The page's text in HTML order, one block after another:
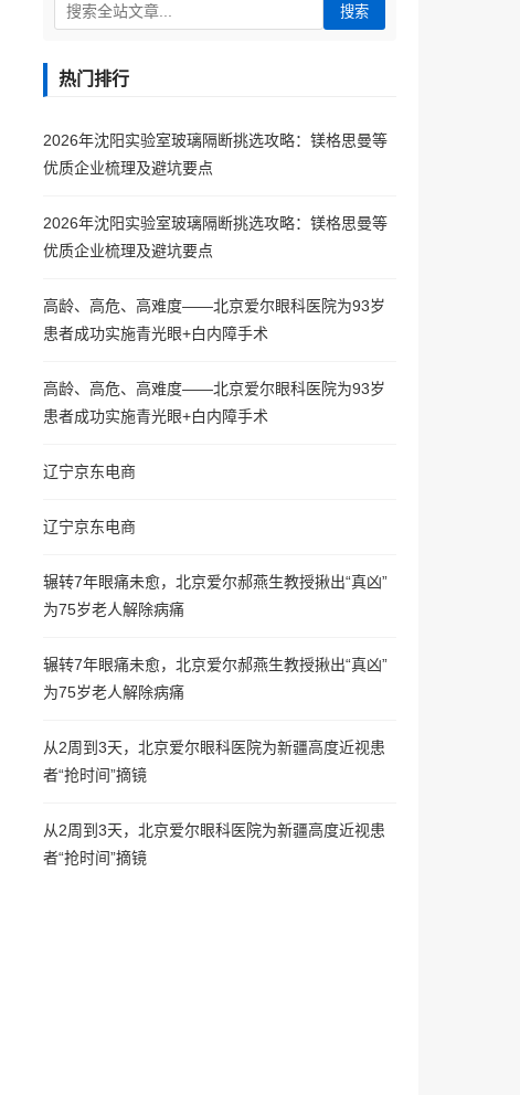
搜索
热门排行
2026年沈阳实验室玻璃隔断挑选攻略：镁格思曼等
优质企业梳理及避坑要点
2026年沈阳实验室玻璃隔断挑选攻略：镁格思曼等
优质企业梳理及避坑要点
高龄、高危、高难度——北京爱尔眼科医院为93岁
患者成功实施青光眼+白内障手术
高龄、高危、高难度——北京爱尔眼科医院为93岁
患者成功实施青光眼+白内障手术
辽宁京东电商
辽宁京东电商
辗转7年眼痛未愈，北京爱尔郝燕生教授揪出“真凶”
为75岁老人解除病痛
辗转7年眼痛未愈，北京爱尔郝燕生教授揪出“真凶”
为75岁老人解除病痛
从2周到3天，北京爱尔眼科医院为新疆高度近视患
者“抢时间”摘镜
从2周到3天，北京爱尔眼科医院为新疆高度近视患
者“抢时间”摘镜